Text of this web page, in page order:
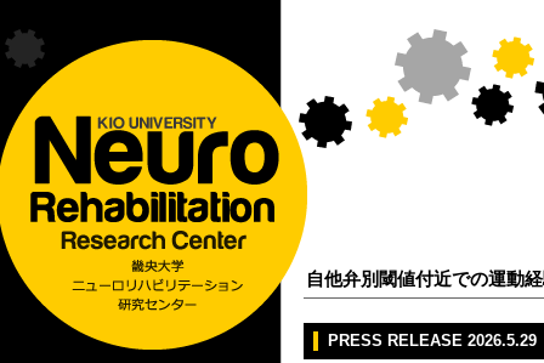
自他弁別閾値付近での運動
PRESS RELEASE 2026.5.29